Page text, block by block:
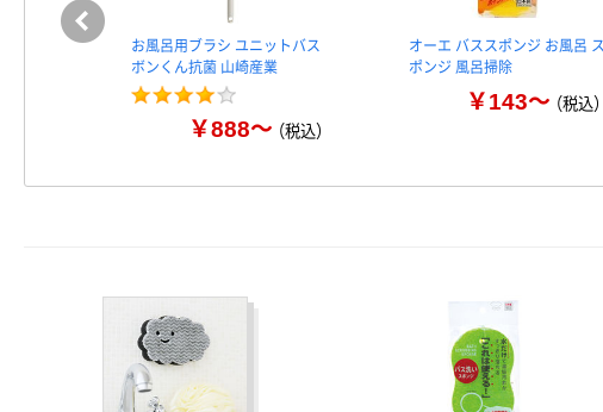
お風呂用ブラシ ユニットバス
ボンくん抗菌 山崎産業
￥888～（税込）
オーエ バススポンジ お風呂 ス
ポンジ 風呂掃除
￥143～（税込）